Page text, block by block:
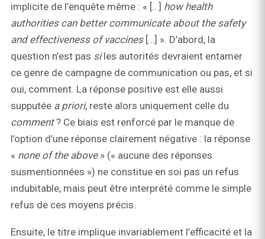
implicite de l’enquête même : « […] how health
authorities can better communicate about the safety
and effectiveness of vaccines […] ». D’abord, la
question n’est pas siles autorités devraient entamer
ce genre de campagne de communication ou pas, et si
oui, comment. La réponse positive est elle aussi
supputée a priori, reste alors uniquement celle du
comment? Ce biais est renforcé par le manque de
l’option d’une réponse clairement négative : la réponse
« none of the above» (« aucune des réponses
susmentionnées ») ne constitue en soi pas un refus
indubitable, mais peut être interprété comme le simple
refus de ces moyens précis.
Ensuite, le titre implique invariablement l’efficacité et la